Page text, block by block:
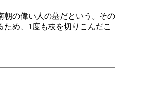
朝の偉い人の墓だという。その
め、1度も枝を切りこんだこ